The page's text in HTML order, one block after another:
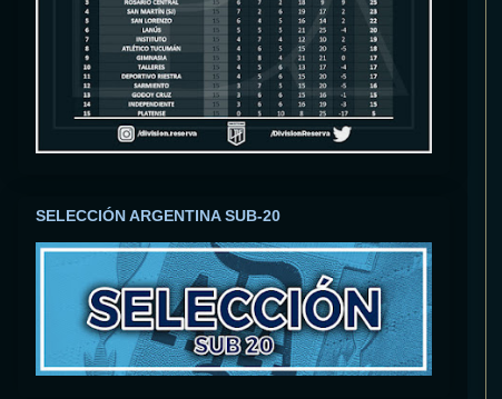
SELECCIÓN ARGENTINA SUB-20